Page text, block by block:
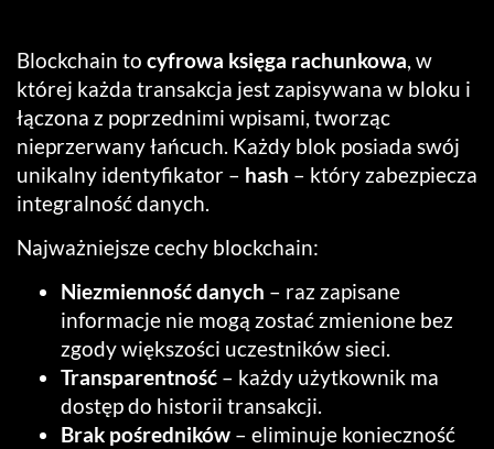
Blockchain to cyfrowa księga rachunkowa, w
której każda transakcja jest zapisywana w bloku i
łączona z poprzednimi wpisami, tworząc
nieprzerwany łańcuch. Każdy blok posiada swój
unikalny identyfikator – hash – który zabezpiecza
integralność danych.
Najważniejsze cechy blockchain:
Niezmienność danych – raz zapisane
informacje nie mogą zostać zmienione bez
zgody większości uczestników sieci.
Transparentność – każdy użytkownik ma
dostęp do historii transakcji.
Brak pośredników – eliminuje konieczność